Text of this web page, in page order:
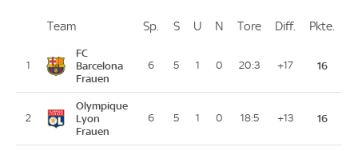
PlatzTeam Sp. Spiele
SSiege
U Unentschieden
N Niederlagen
Tore ToreDiff. Differenz
Pkte.
1
FC
Barcelona
Frauen
6 5 1 0 20:3 +17 16
2
Olympique
Lyon
Frauen
6 5 1 0 18:5 +13 16